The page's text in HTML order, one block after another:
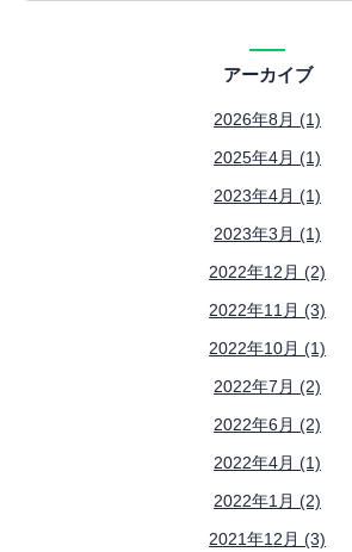
アーカイブ
2026年8月 (1)
2025年4月 (1)
2023年4月 (1)
2023年3月 (1)
2022年12月 (2)
2022年11月 (3)
2022年10月 (1)
2022年7月 (2)
2022年6月 (2)
2022年4月 (1)
2022年1月 (2)
2021年12月 (3)